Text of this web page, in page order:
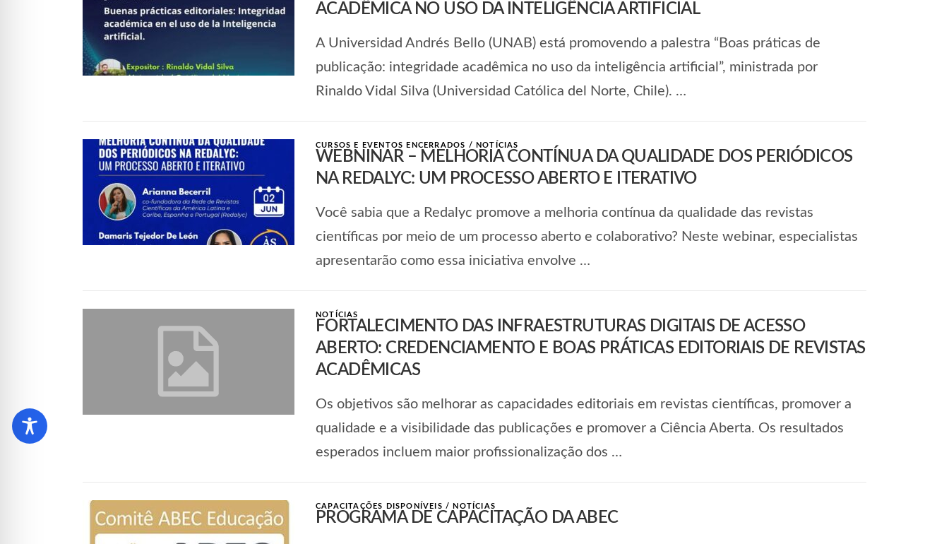
ACADÊMICA NO USO DA INTELIGÊNCIA ARTIFICIAL
A Universidad Andrés Bello (UNAB) está promovendo a palestra “Boas práticas de
publicação: integridade acadêmica no uso da inteligência artificial”, ministrada por
Rinaldo Vidal Silva (Universidad Católica del Norte, Chile). …
CURSOS E EVENTOS ENCERRADOS / NOTÍCIAS
WEBNINAR – MELHORIA CONTÍNUA DA QUALIDADE DOS PERIÓDICOS
NA REDALYC: UM PROCESSO ABERTO E ITERATIVO
Você sabia que a Redalyc promove a melhoria contínua da qualidade das revistas
científicas por meio de um processo aberto e colaborativo? Neste webinar, especialistas
apresentarão como essa iniciativa envolve …
NOTÍCIAS
FORTALECIMENTO DAS INFRAESTRUTURAS DIGITAIS DE ACESSO
ABERTO: CREDENCIAMENTO E BOAS PRÁTICAS EDITORIAIS DE REVISTAS
ACADÊMICAS
Os objetivos são melhorar as capacidades editoriais em revistas científicas, promover a
qualidade e a visibilidade das publicações e promover a Ciência Aberta. Os resultados
esperados incluem maior profissionalização dos …
CAPACITAÇÕES DISPONÍVEIS / NOTÍCIAS
PROGRAMA DE CAPACITAÇÃO DA ABEC